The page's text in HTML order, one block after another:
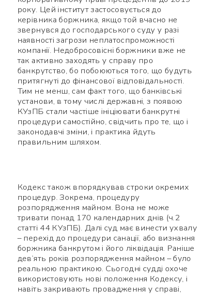
року. Цей інститут застосовується до
керівника боржника, якщо той вчасно не
звернувся до господарського суду у разі
наявності загрози неплатоспроможності
компанії. Недобросовісні боржники вже не
так активно заходять у справу про
банкрутство, бо побоюються того, що будуть
притягнуті до фінансової відповідальності.
Тим не менш, сам факт того, що банківські
установи, в тому числі державні, з появою
КУзПБ стали частіше ініціювати банкрутні
процедури самостійно, свідчить про те, що і
законодавчі зміни, і практика йдуть
правильним шляхом.
Кодекс також впорядкував строки окремих
процедур. Зокрема, процедуру
розпорядження майном. Вона не може
тривати понад 170 календарних днів (ч.2
статті 44 КУзПБ). Далі суд має винести ухвалу
– перехід до процедури санації, або визнання
боржника банкрутом і його ліквідація. Раніше
дев’ять років розпорядження майном – було
реальною практикою. Сьогодні судді охоче
використовують нові положення Кодексу, і
навіть закривають провадження у справі,